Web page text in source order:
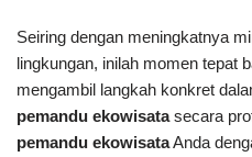
Seiring dengan meningkatnya
lingkungan, inilah momen tepat
mengambil langkah konkret
pemandu ekowisatasecara
pemandu ekowisataAnda